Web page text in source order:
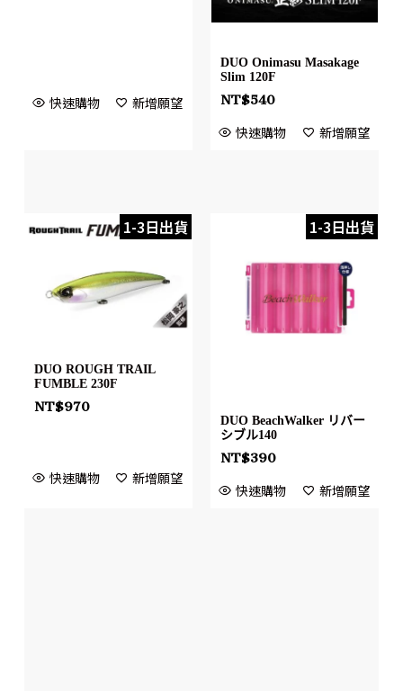
快速購物 新增願望
DUO Onimasu Masakage
Slim 120F
NT$540
快速購物 新增願望
1-3日出貨
DUO ROUGH TRAIL
FUMBLE 230F
NT$970
快速購物 新增願望
1-3日出貨
DUO BeachWalker リバー
シブル140
NT$390
快速購物 新增願望